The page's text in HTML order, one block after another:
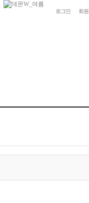
로그인 회